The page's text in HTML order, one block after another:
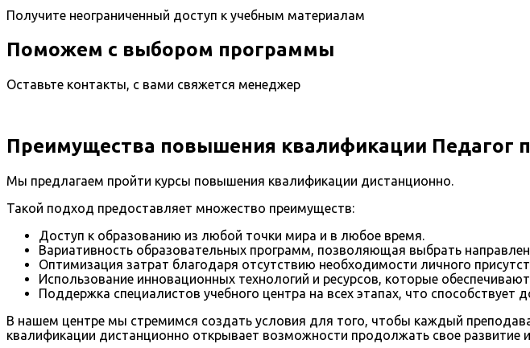
Получите неограниченный доступ к учебным материалам
Поможем с выбором программы
Оставьте контакты, с вами свяжется менеджер
Преимущества повышения квалификации Педагог
Мы предлагаем пройти курсы повышения квалификации дистанционно.
Такой подход предоставляет множество преимуществ:
Доступ к образованию из любой точки мира и в любое время.
Вариативность образовательных программ, позволяющая выбрать
Оптимизация затрат благодаря отсутствию необходимости личного
Использование инновационных технологий и ресурсов, которые
Поддержка специалистов учебного центра на всех этапах, что способствует
В нашем центре мы стремимся создать условия для того, чтобы каждый
квалификации дистанционно открывает возможности продолжать свое развитие